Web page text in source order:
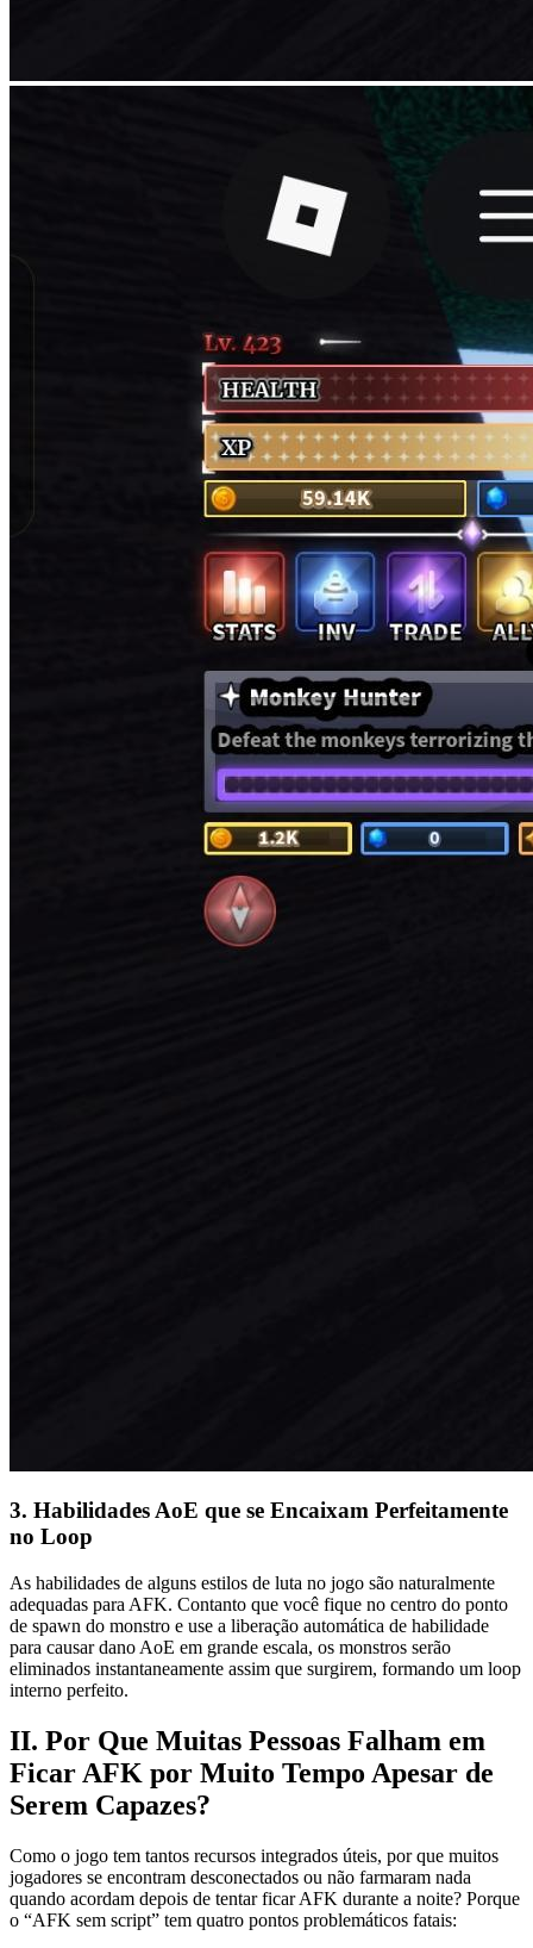
3. Habilidades AoE que se Encaixam Perfeitamente
no Loop
As habilidades de alguns estilos de luta no jogo são naturalmente
adequadas para AFK. Contanto que você fique no centro do ponto
de spawn do monstro e use a liberação automática de habilidade
para causar dano AoE em grande escala, os monstros serão
eliminados instantaneamente assim que surgirem, formando um loop
interno perfeito.
II. Por Que Muitas Pessoas Falham em
Ficar AFK por Muito Tempo Apesar de
Serem Capazes?
Como o jogo tem tantos recursos integrados úteis, por que muitos
jogadores se encontram desconectados ou não farmaram nada
quando acordam depois de tentar ficar AFK durante a noite? Porque
o “AFK sem script” tem quatro pontos problemáticos fatais: